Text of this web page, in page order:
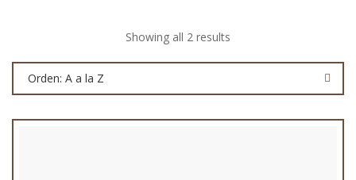
Showing all 2 results
Orden: A a la Z